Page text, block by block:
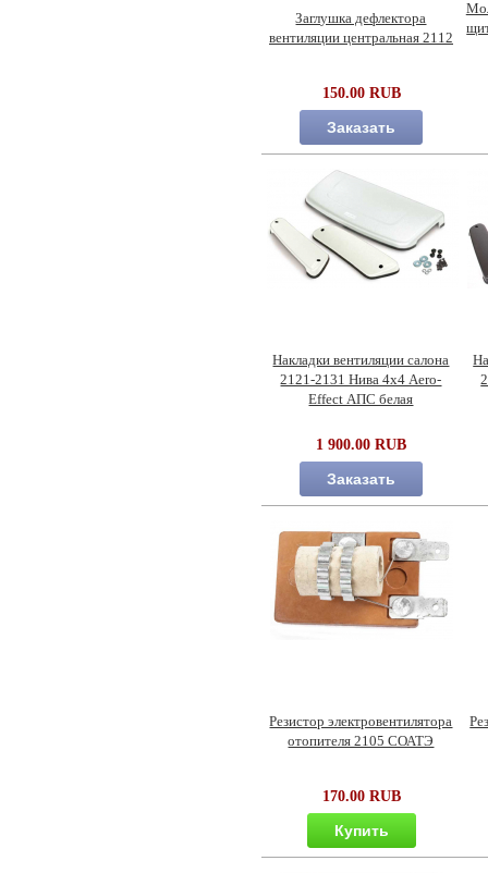
Заглушка дефлектора
вентиляции центральная 2112
150.00 RUB
Заказать
Накладки вентиляции салона
2121-2131 Нива 4х4 Aero-
Effect АПС белая
1 900.00 RUB
Заказать
Резистор электровентилятора
отопителя 2105 СОАТЭ
170.00 RUB
Купить